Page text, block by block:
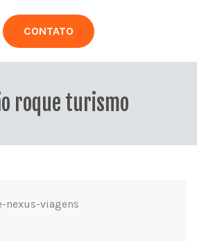
CONTATO
roque turismo